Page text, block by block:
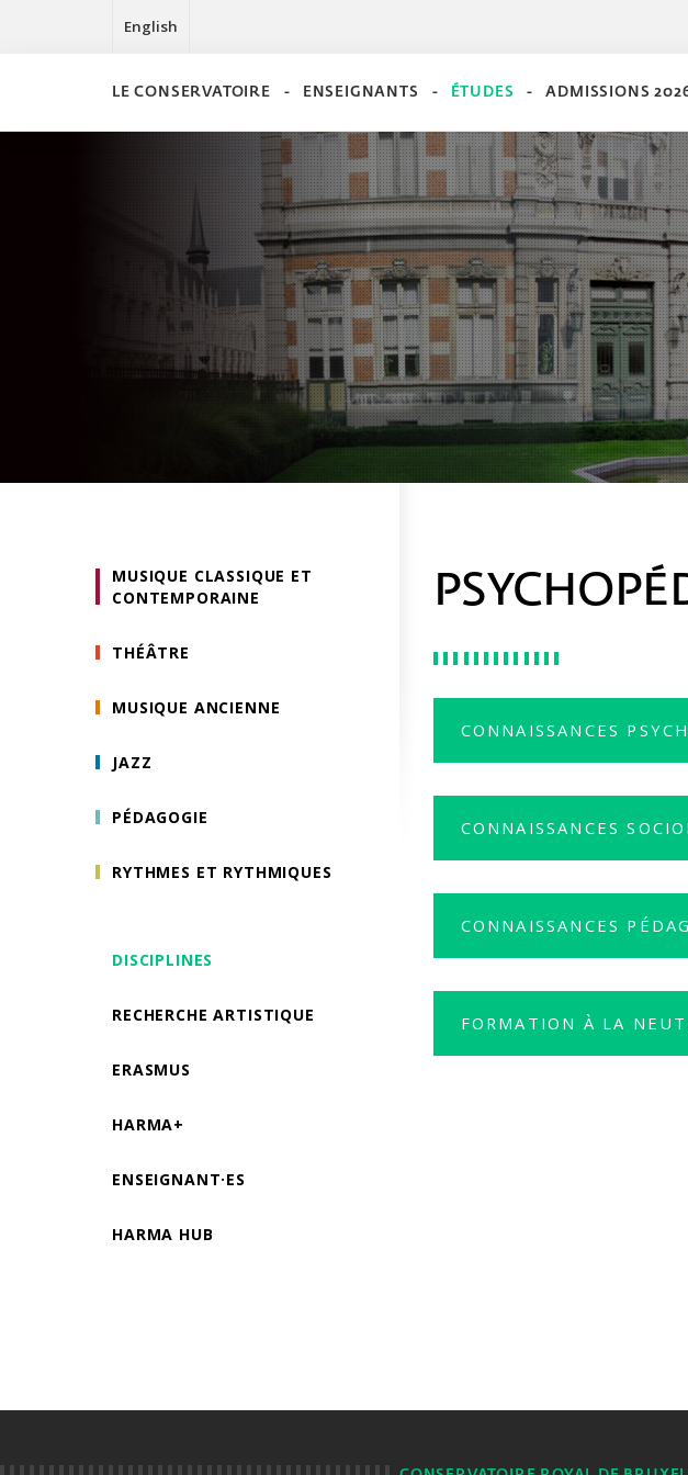
English
LE CONSERVATOIRE ENSEIGNANTS ÉTUDES ADMISSIONS
MUSIQUE CLASSIQUE ET
CONTEMPORAINE
THÉÂTRE
MUSIQUE ANCIENNE
JAZZ
PÉDAGOGIE
RYTHMES ET RYTHMIQUES
DISCIPLINES
RECHERCHE ARTISTIQUE
ERASMUS
HARMA+
ENSEIGNANT·ES
HARMA HUB
CONNAISSANCES
CONNAISSANCES
CONNAISSANCES
FORMATION À LA